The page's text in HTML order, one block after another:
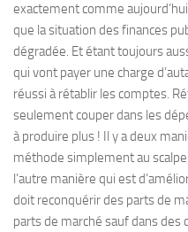
exactement comme
que la situation des finances
dégradée. Et étant toujours
qui vont payer une charge
réussi à rétablir les comptes.
seulement couper dans les
à produire plus ! Il y a deux
méthode simplement au
l’autre manière qui est
doit reconquérir des parts de
parts de marché sauf dans